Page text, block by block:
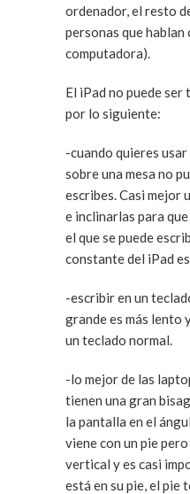
ordenador, el resto
personas que
computadora).
El iPad no puede
por lo siguiente:
-cuando quieres
sobre una mesa no
escribes. Casi mejor usar tus propias piernas
e inclinarlas para
el que se puede escribir y ver.
constante del iPad
-escribir en un
grande es más lento
un teclado normal.
-lo mejor de las
tienen una gran
la pantalla en el
viene con un pie
vertical y es casi
está en su pie, el pie